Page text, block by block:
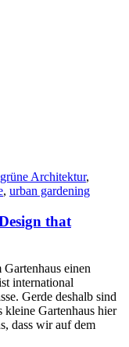
grüne Architektur,
, urban gardening
that
einen
international
Gerde deshalb sind
kleine Gartenhaus hier
dass wir auf dem